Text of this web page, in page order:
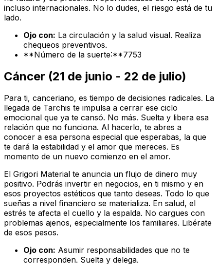
incluso internacionales. No lo dudes, el riesgo está de tu
lado.
Ojo con: La circulación y la salud visual. Realiza
chequeos preventivos.
**Número de la suerte:**7753
Cáncer (21 de junio - 22 de julio)
Para ti, canceriano, es tiempo de decisiones radicales. La
llegada de Tarchis te impulsa a cerrar ese ciclo
emocional que ya te cansó. No más. Suelta y libera esa
relación que no funciona. Al hacerlo, te abres a
conocer a esa persona especial que esperabas, la que
te dará la estabilidad y el amor que mereces. Es
momento de un nuevo comienzo en el amor.
El Grigori Material te anuncia un flujo de dinero muy
positivo. Podrás invertir en negocios, en ti mismo y en
esos proyectos estéticos que tanto deseas. Todo lo que
sueñas a nivel financiero se materializa. En salud, el
estrés te afecta el cuello y la espalda. No cargues con
problemas ajenos, especialmente los familiares. Libérate
de esos pesos.
Ojo con: Asumir responsabilidades que no te
corresponden. Suelta y delega.